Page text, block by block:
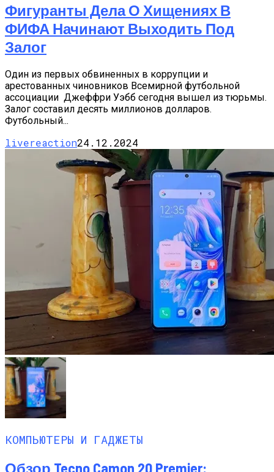
Фигуранты Дела О Хищениях В
ФИФА Начинают Выходить Под
Залог
Один из первых обвиненных в коррупции и
арестованных чиновников Всемирной футбольной
ассоциации Джеффри Уэбб сегодня вышел из тюрьмы.
Залог составил десять миллионов долларов.
Футбольный...
livereaction24.12.2024
КОМПЬЮТЕРЫ И ГАДЖЕТЫ
Обзор Tecno Camon 20 Premier: